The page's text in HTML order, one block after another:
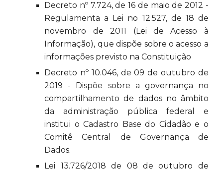
Decreto nº 7.724, de 16 de maio de 2012 -
Regulamenta a Lei no 12.527, de 18 de
novembro de 2011 (Lei de Acesso à
Informação), que dispõe sobre o acesso a
informações previsto na Constituição
Decreto nº 10.046, de 09 de outubro de
2019 - Dispõe sobre a governança no
compartilhamento de dados no âmbito
da administração pública federal e
institui o Cadastro Base do Cidadão e o
Comitê Central de Governança de
Dados.
Lei 13.726/2018 de 08 de outubro de